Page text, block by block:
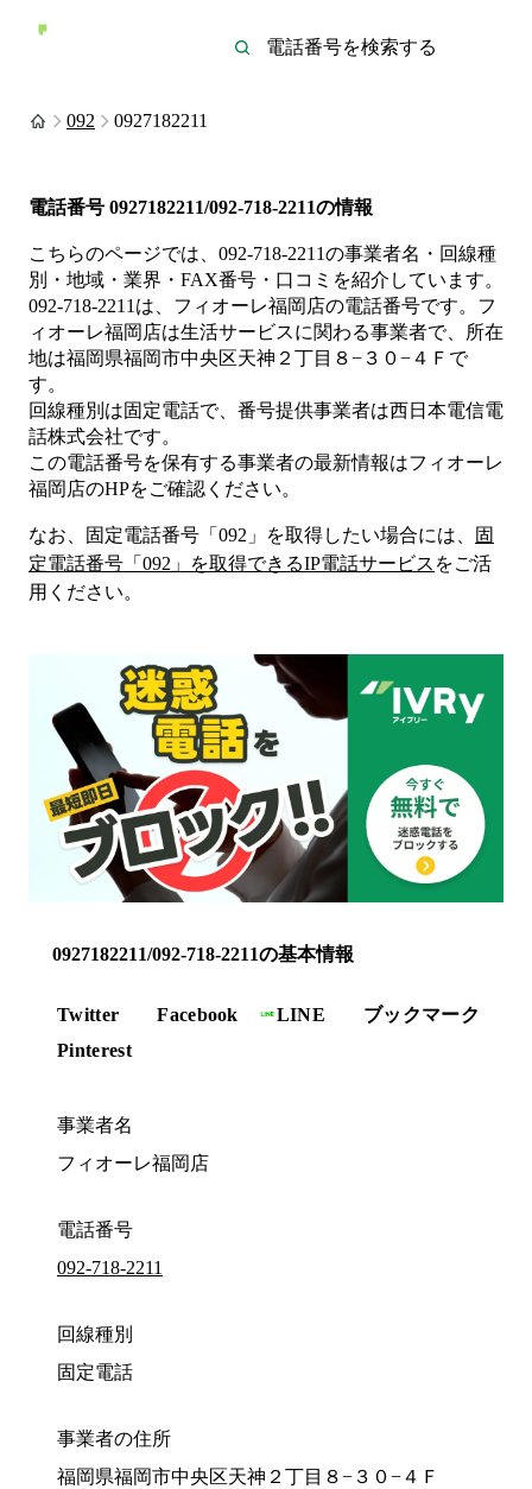
092 0927182211
電話番号 0927182211/092-718-2211の情報
こちらのページでは、 092-718-2211の事業者名・回線種
別・地域・業界・FAX番号・口コミを紹介しています。
092-718-2211 は、 フィオーレ福岡店の電話番号です。 フ
ィオーレ福岡店は生活サービスに関わる事業者で、所在
地は福岡県福岡市中央区天神２丁目８−３０−４Ｆ で
す。
回線種別は固定電話で、番号提供事業者は西日本電信電
話株式会社です。
この電話番号を保有する事業者の最新情報はフィオーレ
福岡店のHPをご確認ください。
なお、固定電話番号「 092 」を取得したい場合には、
固
定電話番号「 092 」を取得できるIP電話サービス をご活
用ください。
0927182211/092-718-2211の基本情報
Twitter Facebook LINE
ブックマーク
Pinterest
事業者名
フィオーレ福岡店
電話番号
092-718-2211
回線種別
固定電話
事業者の住所
福岡県福岡市中央区天神２丁目８−３０−４Ｆ